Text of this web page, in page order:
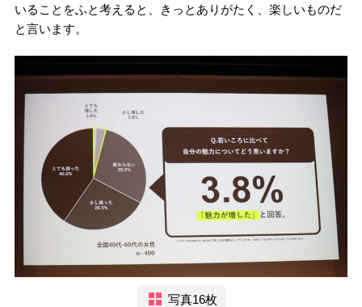
いることをふと考えると、きっとありがたく、楽しいものだ
と言います。
写真16枚